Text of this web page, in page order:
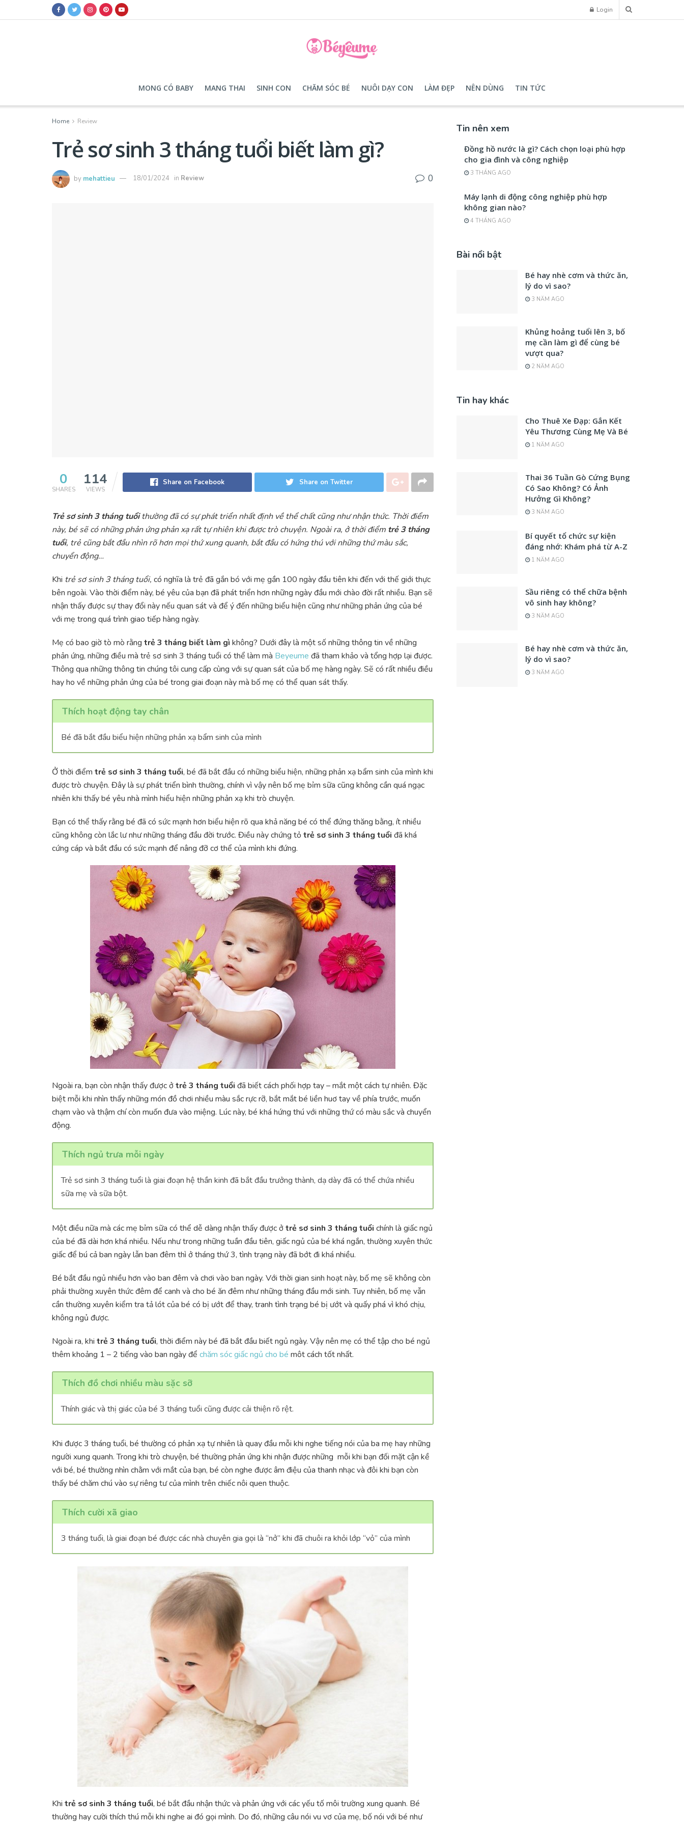
Login
MONG CÓ BABY MANG THAI SINH CON CHĂM SÓC BÉ NUÔI DẠY CON LÀM ĐẸP NÊN DÙNG TIN TỨC
Home Review
Trẻ sơ sinh 3 tháng tuổi biết làm gì?
by mehattieu 18/01/2024 in Review 0
0
SHARES
114
VIEWS
Share on Facebook Share on Twitter
Trẻ sơ sinh 3 tháng tuổithường đã có sự phát triển nhất định về thể chất cũng như nhận thức. Thời điểm
này, bé sẽ có những phản ứng phản xạ rất tự nhiên khi được trò chuyện. Ngoài ra, ở thời điểm trẻ 3 tháng
tuổi, trẻ cũng bắt đầu nhìn rõ hơn mọi thứ xung quanh, bắt đầu có hứng thú với những thứ màu sắc,
chuyển động…
Khi trẻ sơ sinh 3 tháng tuổi, có nghĩa là trẻ đã gắn bó với mẹ gần 100 ngày đầu tiên khi đến với thế giới thực
bên ngoài. Vào thời điểm này, bé yêu của bạn đã phát triển hơn những ngày đầu mới chào đời rất nhiều. Bạn sẽ
nhận thấy được sự thay đổi này nếu quan sát và để ý đến những biểu hiện cũng như những phản ứng của bé
với mẹ trong quá trình giao tiếp hàng ngày.
Mẹ có bao giờ tò mò rằng trẻ 3 tháng biết làm gì không? Dưới đây là một số những thông tin về những
phản ứng, những điều mà trẻ sơ sinh 3 tháng tuổi có thể làm mà Beyeume đã tham khảo và tổng hợp lại được.
Thông qua những thông tin chúng tôi cung cấp cùng với sự quan sát của bố mẹ hàng ngày. Sẽ có rất nhiều điều
hay ho về những phản ứng của bé trong giai đoạn này mà bố mẹ có thể quan sát thấy.
Thích hoạt động tay chân
Bé đã bắt đầu biểu hiện những phản xạ bẩm sinh của mình
Ở thời điểm trẻ sơ sinh 3 tháng tuổi, bé đã bắt đầu có những biểu hiện, những phản xạ bẩm sinh của mình khi
được trò chuyện. Đây là sự phát triển bình thường, chính vì vậy nên bố mẹ bỉm sữa cũng không cần quá ngạc
nhiên khi thấy bé yêu nhà mình hiểu hiện những phản xạ khi trò chuyện.
Bạn có thể thấy rằng bé đã có sức mạnh hơn biểu hiện rõ qua khả năng bé có thể đứng thăng bằng, ít nhiều
cũng không còn lắc lư như những tháng đầu đời trước. Điều này chứng tỏtrẻ sơ sinh 3 tháng tuổi đã khá
cứng cáp và bắt đầu có sức mạnh để nâng đỡ cơ thể của mình khi đứng.
Ngoài ra, bạn còn nhận thấy được ởtrẻ 3 tháng tuổi đã biết cách phối hợp tay – mắt một cách tự nhiên. Đặc
biệt mỗi khi nhìn thấy những món đồ chơi nhiều màu sắc rực rỡ, bắt mắt bé liền huơ tay về phía trước, muốn
chạm vào và thậm chí còn muốn đưa vào miệng. Lúc này, bé khá hứng thú với những thứ có màu sắc và chuyển
động.
Thích ngủ trưa mỗi ngày
Trẻ sơ sinh 3 tháng tuổi là giai đoạn hệ thần kinh đã bắt đầu trưởng thành, dạ dày đã có thể chứa nhiều
sữa mẹ và sữa bột.
Một điều nữa mà các mẹ bỉm sữa có thể dễ dàng nhận thấy được ởtrẻ sơ sinh 3 tháng tuổi chính là giấc ngủ
của bé đã dài hơn khá nhiều. Nếu như trong những tuần đầu tiên, giấc ngủ của bé khá ngắn, thường xuyên thức
giấc để bú cả ban ngày lẫn ban đêm thì ở tháng thứ 3, tình trạng này đã bớt đi khá nhiều.
Bé bắt đầu ngủ nhiều hơn vào ban đêm và chơi vào ban ngày. Với thời gian sinh hoạt này, bố mẹ sẽ không còn
phải thường xuyên thức đêm để canh và cho bé ăn đêm như những tháng đầu mới sinh. Tuy nhiên, bố mẹ vẫn
cần thường xuyên kiểm tra tả lót của bé có bị ướt để thay, tranh tình trạng bé bị ướt và quấy phá vì khó chịu,
không ngủ được.
Ngoài ra, khi trẻ 3 tháng tuổi, thời điểm này bé đã bắt đầu biết ngủ ngày. Vậy nên mẹ có thể tập cho bé ngủ
thêm khoảng 1 – 2 tiếng vào ban ngày để chăm sóc giấc ngủ cho bé môt cách tốt nhất.
Thích đồ chơi nhiều màu sặc sỡ
Thính giác và thị giác của bé 3 tháng tuổi cũng được cải thiện rõ rệt.
Khi được 3 tháng tuổi, bé thường có phản xạ tự nhiên là quay đầu mỗi khi nghe tiếng nói của ba mẹ hay những
người xung quanh. Trong khi trò chuyện, bé thường phản ứng khi nhận được những mỗi khi bạn đối mặt cận kề
với bé, bé thường nhìn chằm với mắt của bạn, bé còn nghe được âm điệu của thanh nhạc và đôi khi bạn còn
thấy bé chăm chú vào sự riêng tư của mình trên chiếc nôi quen thuộc.
Thích cười xã giao
3 tháng tuổi, là giai đoạn bé được các nhà chuyên gia gọi là “nở” khi đã chuôi ra khỏi lớp “vỏ” của mình
Khi trẻ sơ sinh 3 tháng tuổi, bé bắt đầu nhận thức và phản ứng với các yếu tố môi trường xung quanh. Bé
thường hay cười thích thú mỗi khi nghe ai đó gọi mình. Do đó, những câu nói vu vơ của mẹ, bố nói với bé như
Tin nên xem
Đồng hồ nước là gì? Cách chọn loại phù hợp
cho gia đình và công nghiệp
3 THÁNG AGO
Máy lạnh di động công nghiệp phù hợp
không gian nào?
4 THÁNG AGO
Bài nổi bật
Bé hay nhè cơm và thức ăn,
lý do vì sao?
3 NĂM AGO
Khủng hoảng tuổi lên 3, bố
mẹ cần làm gì để cùng bé
vượt qua?
2 NĂM AGO
Tin hay khác
Cho Thuê Xe Đạp: Gắn Kết
Yêu Thương Cùng Mẹ Và Bé
1 NĂM AGO
Thai 36 Tuần Gò Cứng Bụng
Có Sao Không? Có Ảnh
Hưởng Gì Không?
3 NĂM AGO
Bí quyết tổ chức sự kiện
đáng nhớ: Khám phá từ A-Z
1 NĂM AGO
Sầu riêng có thể chữa bệnh
vô sinh hay không?
3 NĂM AGO
Bé hay nhè cơm và thức ăn,
lý do vì sao?
3 NĂM AGO